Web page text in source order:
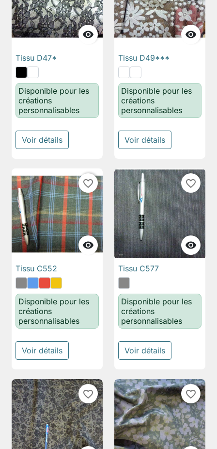

Tissu D47*
Disponible pour les
créations
personnalisables
Voir détails

Tissu D49***
Disponible pour les
créations
personnalisables
Voir détails

favorite_border
Tissu C552
Disponible pour les
créations
personnalisables
Voir détails

favorite_border
Tissu C577
Disponible pour les
créations
personnalisables
Voir détails
favorite_border favorite_border